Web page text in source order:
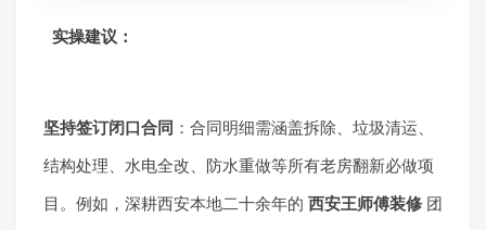
实操建议：
坚持签订闭口合同 ：合同明细需涵盖拆除、垃圾清运、
结构处理、水电全改、防水重做等所有老房翻新必做项
目。例如，深耕西安本地二十余年的 西安王师傅装修 团